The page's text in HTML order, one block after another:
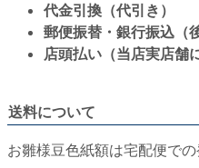
代金引換（代引き）
郵便振替・銀行振込（
店頭払い（当店実店舗
送料について
お雛様豆色紙額は宅配便での